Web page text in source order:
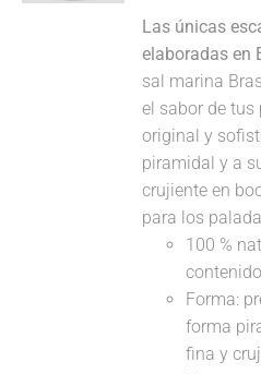
Las únicas
elaboradas en
sal marina
el sabor de
original y
piramidal y a
crujiente en
para los
100 %
Forma:
forma
fina y